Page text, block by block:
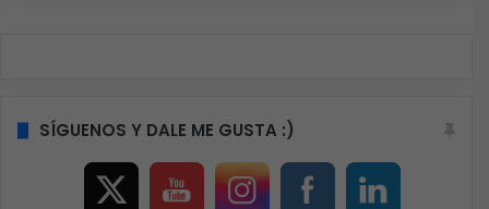
SÍGUENOS Y DALE ME GUSTA :)